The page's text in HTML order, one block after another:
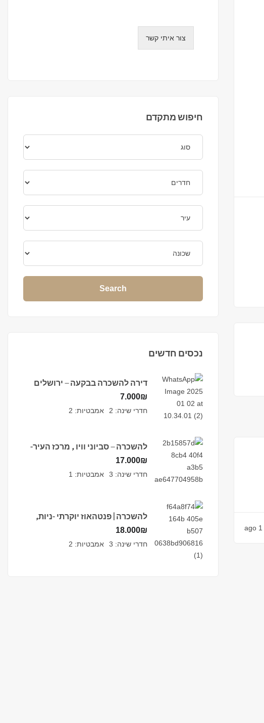
צור איתי קשר
חיפוש מתקדם
Search
נכסים חדשים
דירה להשכרה בבקעה – ירושלים
7.000₪
חדרי שינה: 2 אמבטיות: 2
להשכרה – סביוני וויו , מרכז העיר-
ירושלים
17.000₪
חדרי שינה: 3 אמבטיות: 1
להשכרה | פנטהאוז יוקרתי -ניות,
ירושלים
18.000₪
חדרי שינה: 3 אמבטיות: 2